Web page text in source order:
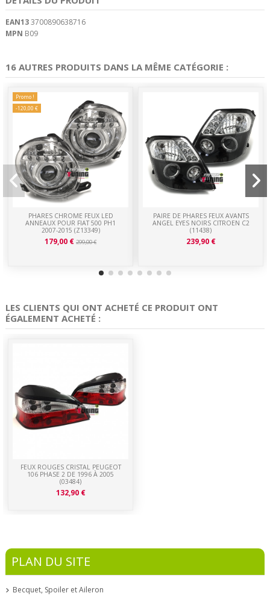
EAN133700890638716
MPN B09
16 AUTRES PRODUITS DANS LA MÊME CATÉGORIE :
Promo !
-120,00 €
PHARES CHROME FEUX LED
ANNEAUX POUR FIAT 500 PH1
2007-2015 (Z13349)
179,00 € 299,00 €
PAIRE DE PHARES FEUX AVANTS
ANGEL EYES NOIRS CITROEN C2
(11438)
239,90 €
LES CLIENTS QUI ONT ACHETÉ CE PRODUIT ONT
ÉGALEMENT ACHETÉ :
FEUX ROUGES CRISTAL PEUGEOT
106 PHASE 2 DE 1996 À 2005
(03484)
132,90 €
PLAN DU SITE
Becquet, Spoiler et Aileron